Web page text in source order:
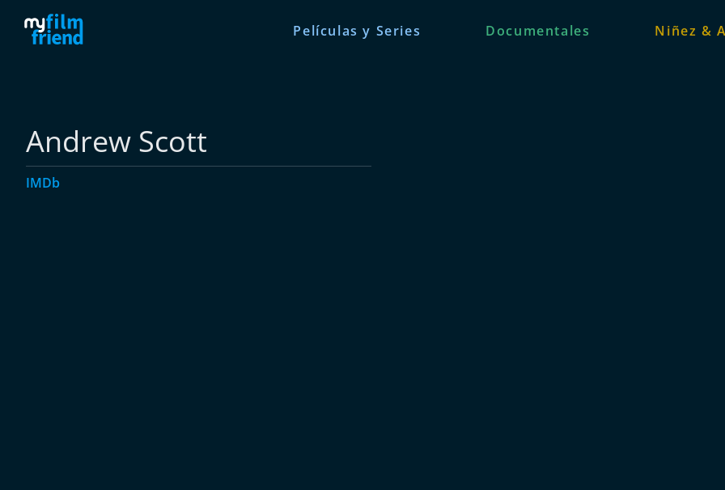
Películas y Series Documentales Niñez &
Andrew Scott
IMDb